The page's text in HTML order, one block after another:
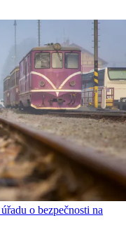
o bezpečnosti na